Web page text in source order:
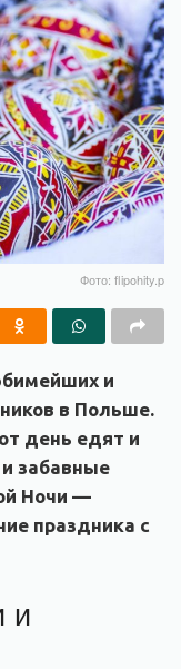
Фото: flipohity.p
и
в Польше.
день едят и
забавные
Ночи —
праздника с
и